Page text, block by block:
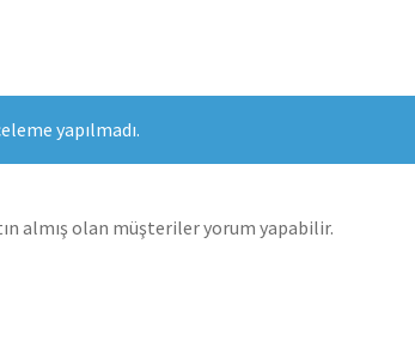
yapılmadı.
almış olan müşteriler yorum yapabilir.